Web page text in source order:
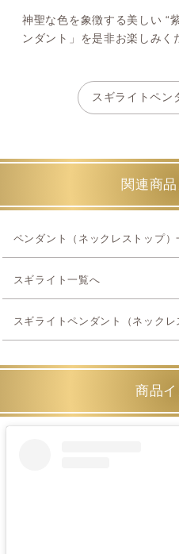
神聖な色を象徴する美しい “
ンダント」を是非お楽しみく
スギライトペン
関連商
ペンダント（ネックレストップ）
スギライト一覧へ
スギライトペンダント（ネック
商品